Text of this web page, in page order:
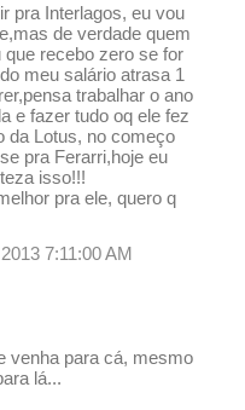
pra Interlagos, eu vou
de verdade quem
que recebo zero se for
meu salário atrasa 1
trabalhar o ano
e fazer tudo oq ele fez
da Lotus, no começo
pra Ferarri,hoje eu
isso!!!
pra ele, quero q
7:11:00 AM
venha para cá, mesmo
lá...